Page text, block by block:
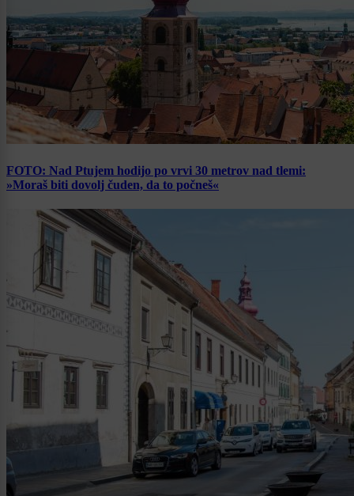
FOTO: Nad Ptujem hodijo po vrvi 30 metrov nad tlemi:
»Moraš biti dovolj čuden, da to počneš«